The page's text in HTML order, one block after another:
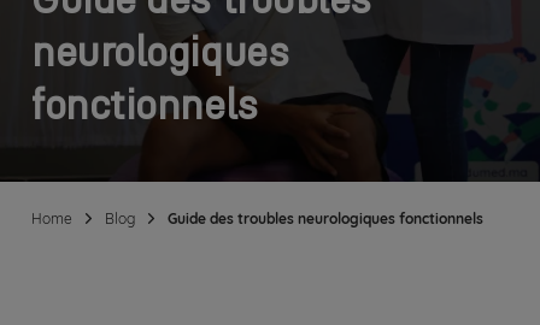
neurologiques
fonctionnels
Home Blog Guide des troubles neurologiques fonctionnels